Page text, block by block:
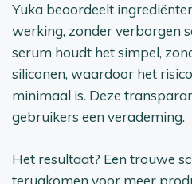
Yuka beoordeelt
werking, zonder verborgen
serum houdt het simpel,
siliconen, waardoor het
minimaal is. Deze
gebruikers een verademing.
Het resultaat? Een trouwe
terugkomen voor meer